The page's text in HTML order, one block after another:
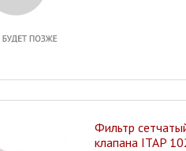
Фильтр
клапана ITAP